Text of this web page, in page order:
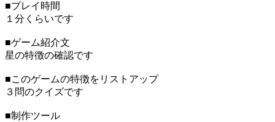
■プレイ時間
１分くらいです
■ゲーム紹介文
星の特徴の確認です
■このゲームの特徴をリストアップ
３問のクイズです
■制作ツール